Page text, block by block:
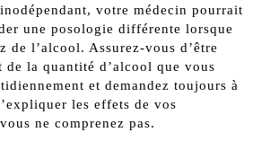
votre médecin pourrait
une posologie différente lorsque
de l’alcool. Assurez-vous d’être
de la quantité d’alcool que vous
et demandez toujours à
les effets de vos
ne comprenez pas.